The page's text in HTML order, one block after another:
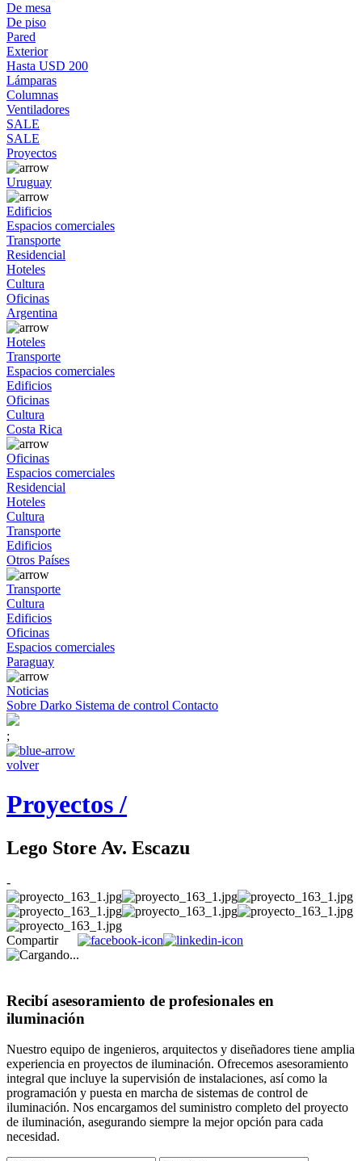
De mesa
De piso
Pared
Exterior
Hasta USD 200
Lámparas
Columnas
Ventiladores
SALE
SALE
Proyectos
Uruguay
Edificios
Espacios comerciales
Transporte
Residencial
Hoteles
Cultura
Oficinas
Argentina
Hoteles
Transporte
Espacios comerciales
Edificios
Oficinas
Cultura
Costa Rica
Oficinas
Espacios comerciales
Residencial
Hoteles
Cultura
Transporte
Edificios
Otros Países
Transporte
Cultura
Edificios
Oficinas
Espacios comerciales
Paraguay
Noticias
Sobre Darko Sistema de control Contacto
;
volver
Proyectos /
Lego Store Av. Escazu
-
Compartir
Recibí asesoramiento de profesionales en
iluminación
Nuestro equipo de ingenieros, arquitectos y diseñadores tiene amplia
experiencia en proyectos de iluminación. Ofrecemos asesoramiento
integral que incluye la supervisión de instalaciones, así como la
programación y puesta en marcha de sistemas de control de
iluminación. Nos encargamos del suministro completo del proyecto
de iluminación, asegurando siempre la mejor opción para cada
necesidad.